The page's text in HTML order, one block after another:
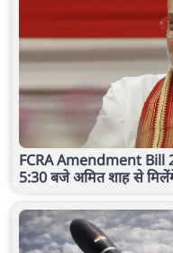
FCRA Amendment Bill
5:30 बजे अमित शाह से